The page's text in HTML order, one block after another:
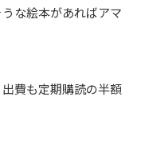
な絵本があればアマ
費も定期購読の半額